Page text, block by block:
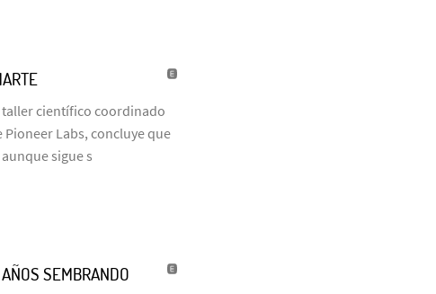
taller científico coordinado
Labs, concluye que
sigue s
SEMBRANDO